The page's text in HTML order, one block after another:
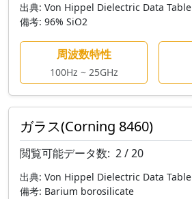
出典: Von Hippel Dielectric Data Table
備考: 96% SiO2
周波数特性
100Hz ~ 25GHz
ガラス(Corning 8460)
閲覧可能データ数: 2 / 20
出典: Von Hippel Dielectric Data Table
備考: Barium borosilicate